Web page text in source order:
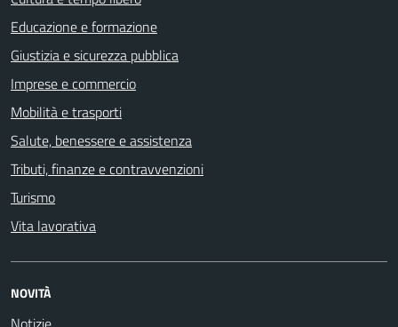
Educazione e formazione
Giustizia e sicurezza pubblica
Imprese e commercio
Mobilità e trasporti
Salute, benessere e assistenza
Tributi, finanze e contravvenzioni
Turismo
Vita lavorativa
NOVITÀ